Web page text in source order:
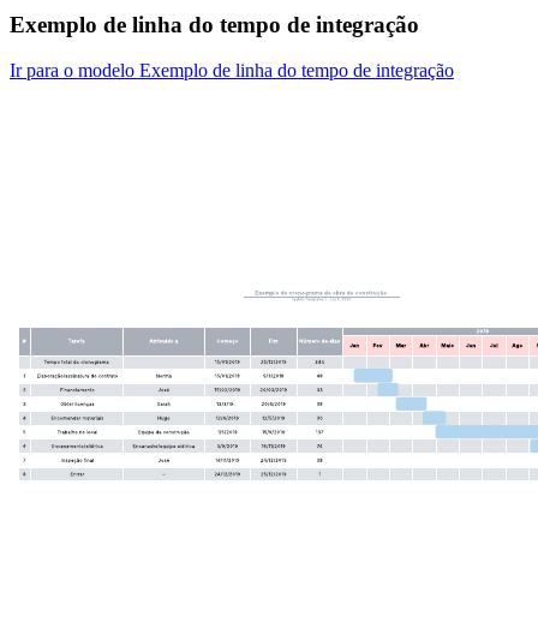
Exemplo de linha do tempo de integração
Ir para o modelo Exemplo de linha do tempo de integração